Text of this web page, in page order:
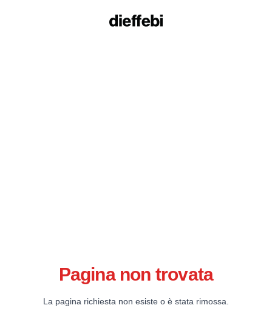
Pagina non trovata
La pagina richiesta non esiste o è stata rimossa.